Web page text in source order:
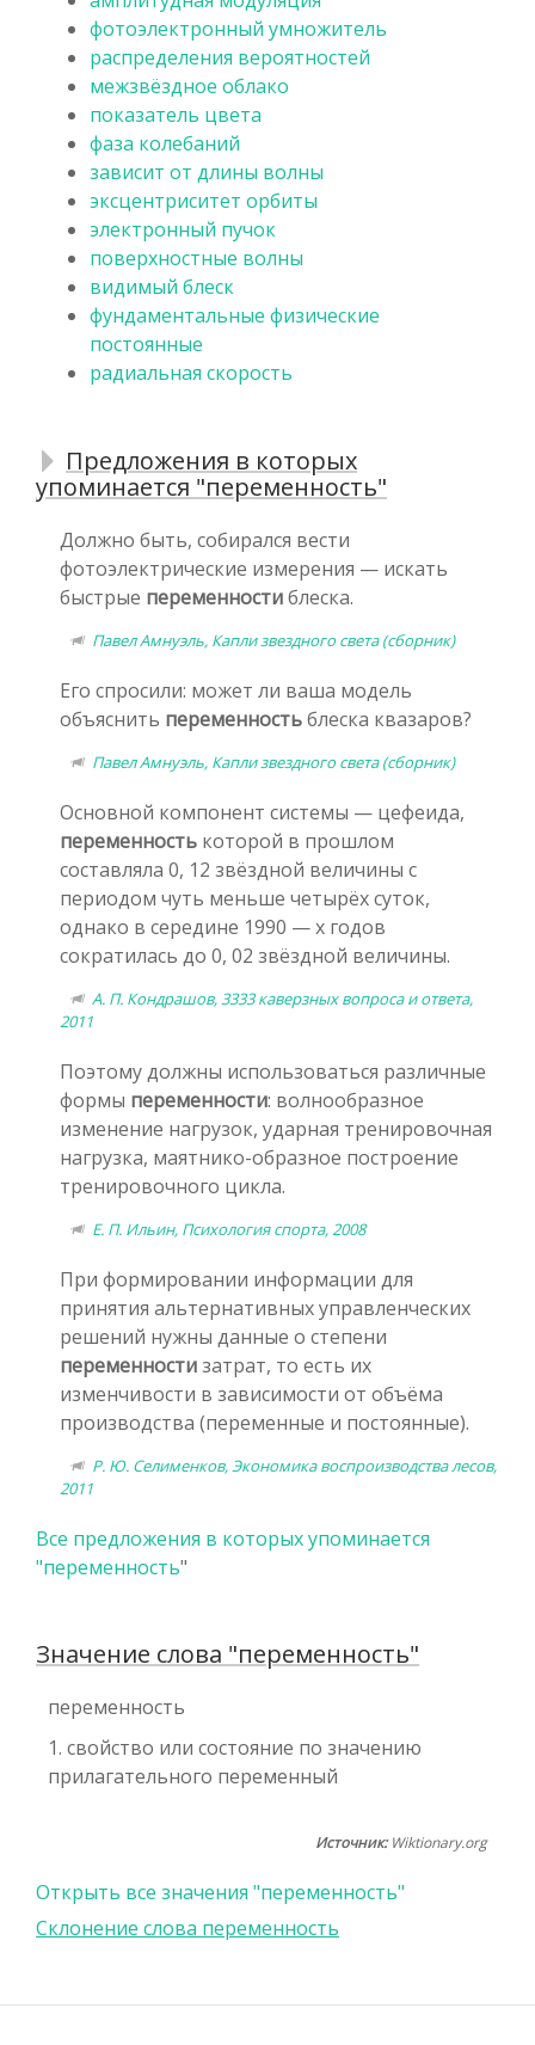
фотоэлектронный умножитель
распределения вероятностей
межзвёздное облако
показатель цвета
фаза колебаний
зависит от длины волны
эксцентриситет орбиты
электронный пучок
поверхностные волны
видимый блеск
фундаментальные физические
постоянные
радиальная скорость
Предложения в которых
упоминается "переменность"
Должно быть, собирался вести
фотоэлектрические измерения — искать
быстрые переменностиблеска.
Павел Амнуэль, Капли звездного света (сборник)
Его спросили: может ли ваша модель
объяснить переменностьблеска квазаров?
Павел Амнуэль, Капли звездного света (сборник)
Основной компонент системы — цефеида,
переменность которой в прошлом
составляла 0, 12 звёздной величины с
периодом чуть меньше четырёх суток,
однако в середине 1990 — х годов
сократилась до 0, 02 звёздной величины.
А. П. Кондрашов, 3333 каверзных вопроса и ответа,
2011
Поэтому должны использоваться различные
формы переменности: волнообразное
изменение нагрузок, ударная тренировочная
нагрузка, маятнико-образное построение
тренировочного цикла.
Е. П. Ильин, Психология спорта, 2008
При формировании информации для
принятия альтернативных управленческих
решений нужны данные о степени
переменностизатрат, то есть их
изменчивости в зависимости от объёма
производства (переменные и постоянные).
Р. Ю. Селименков, Экономика воспроизводства лесов,
2011
Все предложения в которых упоминается
"переменность"
Значение слова "переменность"
переменность
1. свойство или состояние по значению
прилагательного переменный
Источник:Wiktionary.org
Открыть все значения "переменность"
Склонение слова переменность